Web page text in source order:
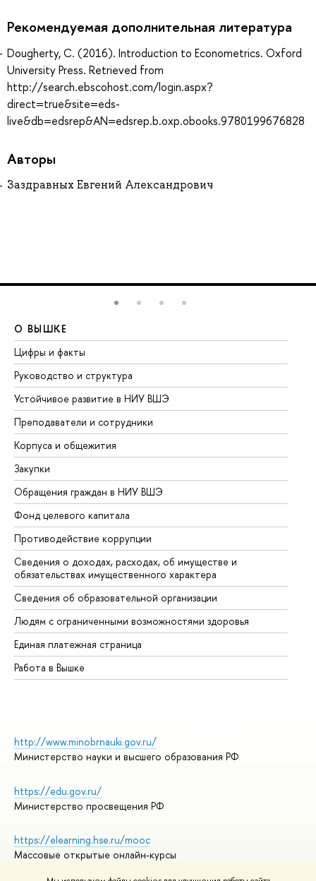
Рекомендуемая дополнительная литература
Dougherty, C. (2016). Introduction to Econometrics. Oxford
University Press. Retrieved from
http://search.ebscohost.com/login.aspx?
direct=true&site=eds-
live&db=edsrep&AN=edsrep.b.oxp.obooks.9780199676828
Авторы
Заздравных Евгений Александрович
О ВЫШКЕ
Цифры и факты
Руководство и структура
Устойчивое развитие в НИУ ВШЭ
Преподаватели и сотрудники
Корпуса и общежития
Закупки
Обращения граждан в НИУ ВШЭ
Фонд целевого капитала
Противодействие коррупции
Сведения о доходах, расходах, об имуществе и
обязательствах имущественного характера
Сведения об образовательной организации
Людям с ограниченными возможностями здоровья
Единая платежная страница
Работа в Вышке
http://www.minobrnauki.gov.ru/
Министерство науки и высшего образования РФ
https://edu.gov.ru/
Министерство просвещения РФ
https://elearning.hse.ru/mooc
Массовые открытые онлайн-курсы